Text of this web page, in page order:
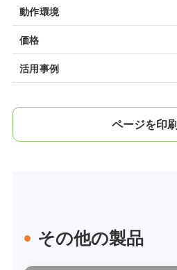
動作環境
価格
活用事例
ページを印刷
その他の製品